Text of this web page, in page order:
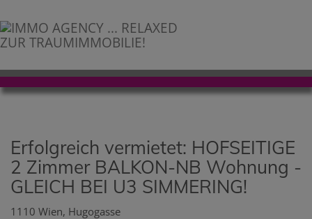
Erfolgreich vermietet: HOFSEITIGE
2 Zimmer BALKON-NB Wohnung -
GLEICH BEI U3 SIMMERING!
1110 Wien, Hugogasse